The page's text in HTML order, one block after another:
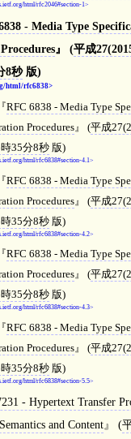
html/rfc2046#section-1
- Media Type
(平成
8秒版)
html/rfc6838
RFC 6838 - Media Type
Procedures
(平成
35分8秒版)
html/rfc6838#section-4.1
RFC 6838 - Media Type
Procedures
(平成
35分8秒版)
html/rfc6838#section-4.2
RFC 6838 - Media Type
Procedures
(平成
35分8秒版)
html/rfc6838#section-4.3
RFC 6838 - Media Type
Procedures
(平成
35分8秒版)
html/rfc6838#section-5.5
- Hypertext Transfer
and Content
(